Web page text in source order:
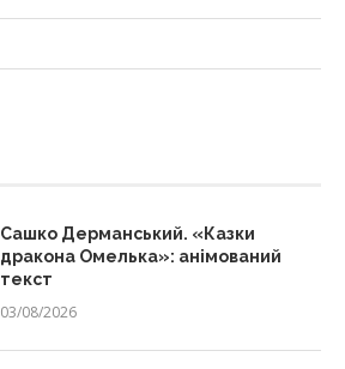
Сашко Дерманський. «Казки
дракона Омелька»: анімований
текст
03/08/2026